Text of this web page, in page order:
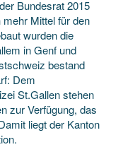
Bundesrat 2015
Mittel für den
wurden die
in Genf und
bestand
Dem
St.Gallen stehen
zur Verfügung, das
liegt der Kanton